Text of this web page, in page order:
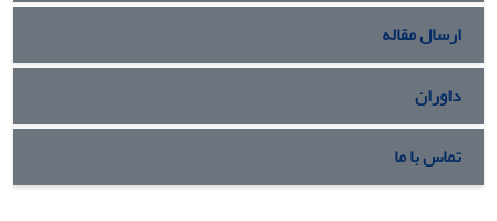
ارسال مقاله
داوران
تماس با ما